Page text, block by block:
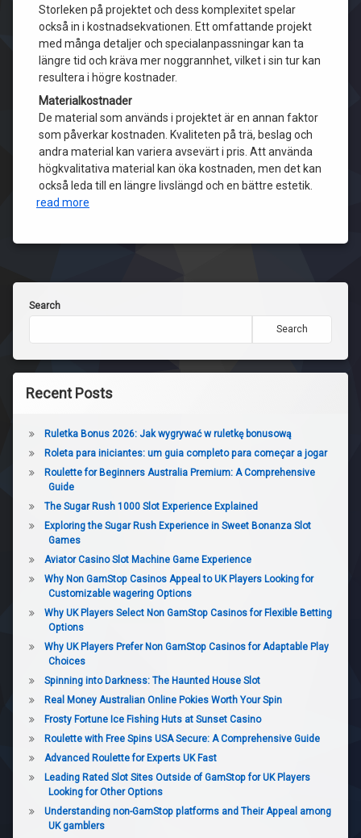
Storleken på projektet och dess komplexitet spelar
också in i kostnadsekvationen. Ett omfattande projekt
med många detaljer och specialanpassningar kan ta
längre tid och kräva mer noggrannhet, vilket i sin tur kan
resultera i högre kostnader.
Materialkostnader
De material som används i projektet är en annan faktor
som påverkar kostnaden. Kvaliteten på trä, beslag och
andra material kan variera avsevärt i pris. Att använda
högkvalitativa material kan öka kostnaden, men det kan
också leda till en längre livslängd och en bättre estetik.
read more
Search
Search
Recent Posts
Ruletka Bonus 2026: Jak wygrywać w ruletkę bonusową
Roleta para iniciantes: um guia completo para começar a jogar
Roulette for Beginners Australia Premium: A Comprehensive
Guide
The Sugar Rush 1000 Slot Experience Explained
Exploring the Sugar Rush Experience in Sweet Bonanza Slot
Games
Aviator Casino Slot Machine Game Experience
Why Non GamStop Casinos Appeal to UK Players Looking for
Customizable wagering Options
Why UK Players Select Non GamStop Casinos for Flexible Betting
Options
Why UK Players Prefer Non GamStop Casinos for Adaptable Play
Choices
Spinning into Darkness: The Haunted House Slot
Real Money Australian Online Pokies Worth Your Spin
Frosty Fortune Ice Fishing Huts at Sunset Casino
Roulette with Free Spins USA Secure: A Comprehensive Guide
Advanced Roulette for Experts UK Fast
Leading Rated Slot Sites Outside of GamStop for UK Players
Looking for Other Options
Understanding non-GamStop platforms and Their Appeal among
UK gamblers